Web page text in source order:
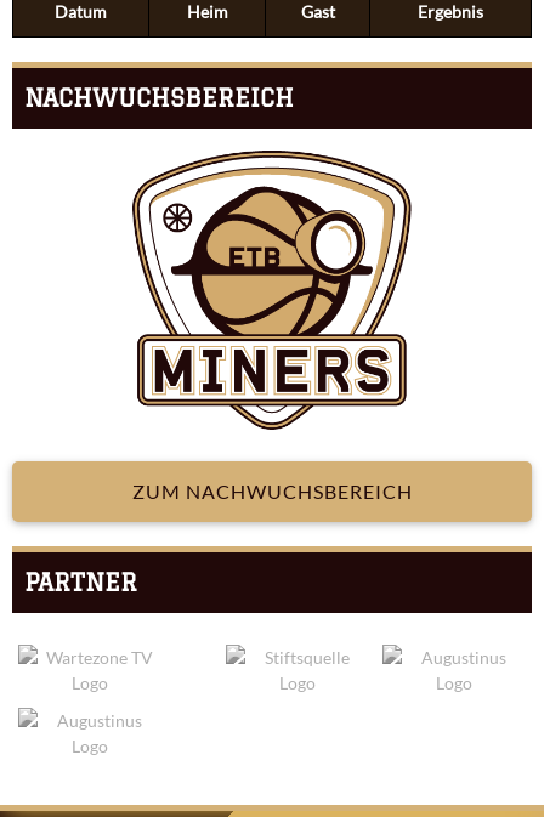
ARTIKEL-
Datum Heim Gast Ergebnis
NACHWUCHSBEREICH
ZUM NACHWUCHSBEREICH
PARTNER